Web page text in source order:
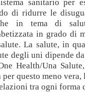
sanitario per
di ridurre le
in tema di
in grado di
La salute, in
degli uni dipende
Health/Una
per questo meno
tra ogni forma